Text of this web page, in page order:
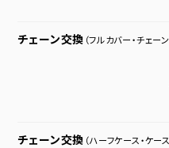
チェーン交換 （フルカバー・チェー
チェーン交換 （ハーフケース・ケー